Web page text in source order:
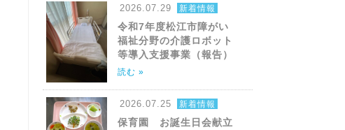
2026.07.29 新着情報
令和7年度松江市障がい
福祉分野の介護ロボット
等導入支援事業（報告）
読む »
2026.07.25 新着情報
保育園 お誕生日会献立